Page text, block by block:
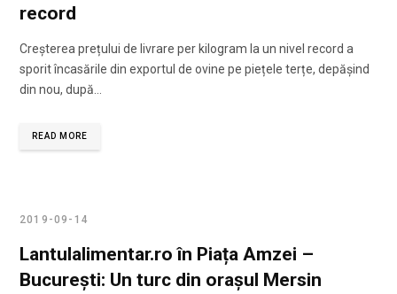
record
Creșterea prețului de livrare per kilogram la un nivel record a
sporit încasările din exportul de ovine pe piețele terțe, depășind
din nou, după…
READ MORE
2019-09-14
Lantulalimentar.ro în Piața Amzei –
București: Un turc din orașul Mersin